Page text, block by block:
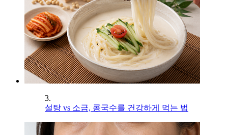
3.
설탕 vs 소금, 콩국수를 건강하게 먹는 법